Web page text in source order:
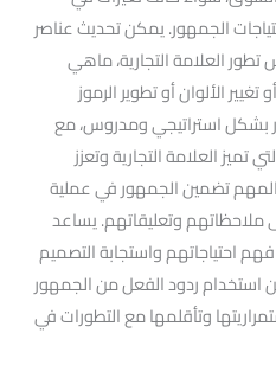
الجمهور. يمكن تحديث عناصر
العلامة التجارية، ماهي
الألوان أو تطوير الرموز
بشكل استراتيجي ومدروس، مع
تميز العلامة التجارية وتعزز
تضمين الجمهور في عملية
ملاحظاتهم وتعليقاتهم. يساعد
احتياجاتهم واستجابة التصميم
استخدام ردود الفعل من الجمهور
وتأقلمها مع التطورات في